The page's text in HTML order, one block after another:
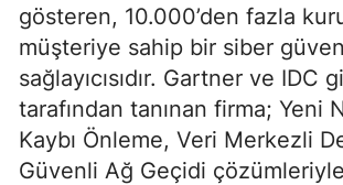
gösteren, 10.000’den fazla
müşteriye sahip bir siber
sağlayıcısıdır. Gartner ve IDC
tarafından tanınan firma; Yeni
Kaybı Önleme, Veri Merkezli
Güvenli Ağ Geçidi